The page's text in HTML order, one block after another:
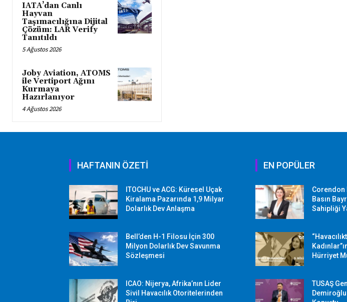
IATA’dan Canlı
Hayvan
Taşımacılığına Dijital
Çözüm: LAR Verify
Tanıtıldı
5 Ağustos 2026
Joby Aviation, ATOMS
ile Vertiport Ağını
Kurmaya
Hazırlanıyor
4 Ağustos 2026
HAFTANIN ÖZETİ
ITOCHU ve ACG: Küresel Uçak
Kiralama Pazarında 1,9 Milyar
Dolarlık Dev Anlaşma
Bell’den H-1 Filosu İçin 300
Milyon Dolarlık Dev Savunma
Sözleşmesi
ICAO: Nijerya, Afrika’nın Lider
Sivil Havacılık Otoritelerinden
EN POPÜLER
Corendon
Basın
Sahipliği
Hürriyet
TUSAŞ
Demiroğlu